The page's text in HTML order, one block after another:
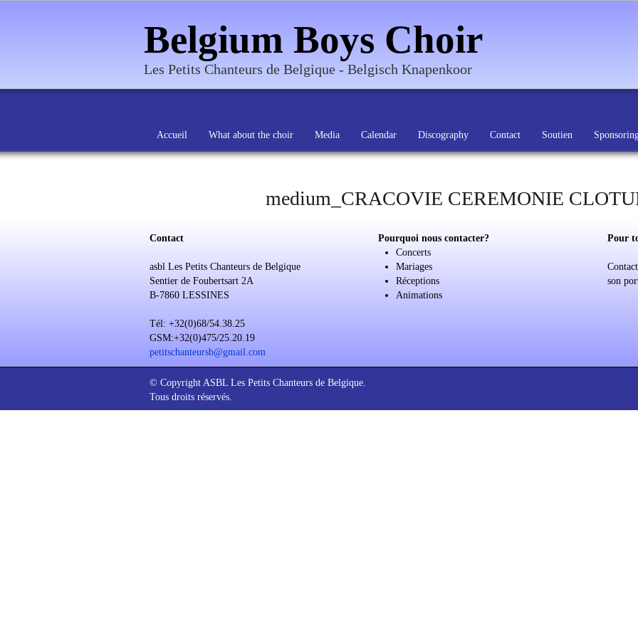
Belgium Boys Choir
Les Petits Chanteurs de Belgique - Belgisch Knapenkoor
Accueil What about the choir Media Calendar Discography Contact Soutien
medium_CRACOVIE CEREMONIE
Contact
asbl Les Petits Chanteurs de Belgique
Sentier de Foubertsart 2A
B-7860 LESSINES
Tél: +32(0)68/54.38.25
GSM:+32(0)475/25.20.19
petitschanteursb@gmail.com
Pourquoi nous contacter?
Concerts
Mariages
Réceptions
Animations
Pour
son
© Copyright ASBL Les Petits Chanteurs de Belgique.
Tous droits réservés.